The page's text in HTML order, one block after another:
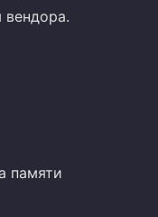
вендора.
памяти